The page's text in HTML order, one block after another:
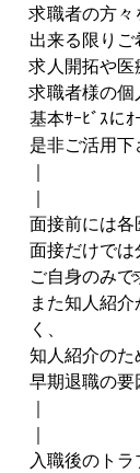
求職者の方々
出来る限りご
求人開拓や医
求職者様の個
基本ｻｰﾋﾞｽにｵ
是非ご活用下
｜
｜
面接前には各
面接だけでは
ご自身のみ
また知人紹
く、
知人紹介のた
早期退職の要
｜
｜
入職後のト